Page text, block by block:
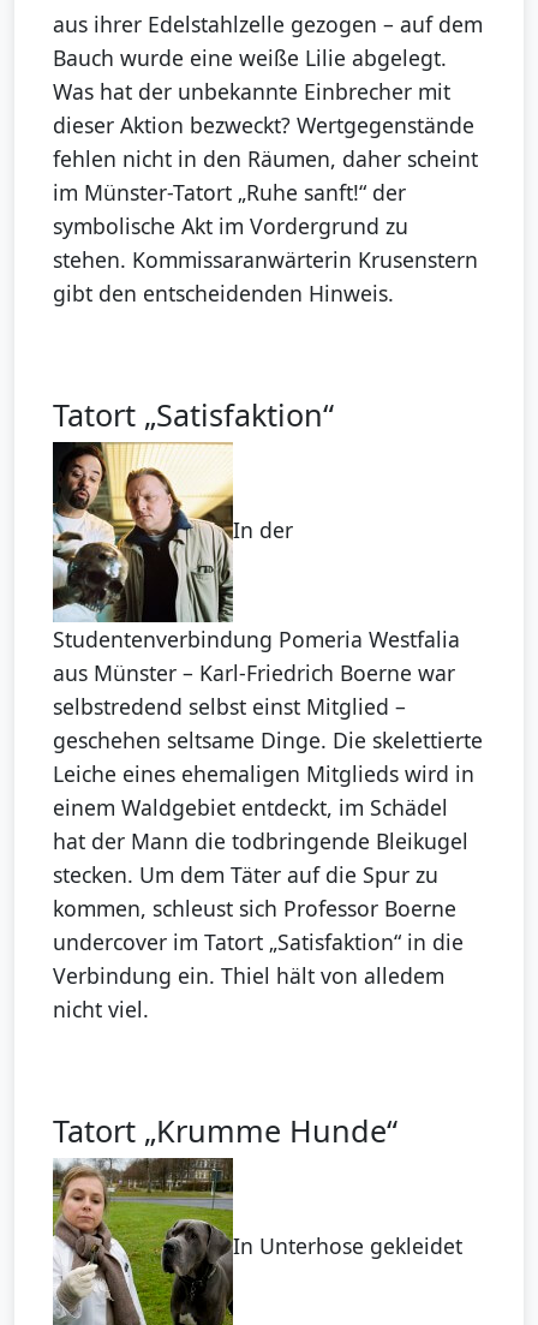
aus ihrer Edelstahlzelle gezogen – auf dem
Bauch wurde eine weiße Lilie abgelegt.
Was hat der unbekannte Einbrecher mit
dieser Aktion bezweckt? Wertgegenstände
fehlen nicht in den Räumen, daher scheint
im Münster-Tatort „Ruhe sanft!“ der
symbolische Akt im Vordergrund zu
stehen. Kommissaranwärterin Krusenstern
gibt den entscheidenden Hinweis.
Tatort „Satisfaktion“
In der
Studentenverbindung Pomeria Westfalia
aus Münster – Karl-Friedrich Boerne war
selbstredend selbst einst Mitglied –
geschehen seltsame Dinge. Die skelettierte
Leiche eines ehemaligen Mitglieds wird in
einem Waldgebiet entdeckt, im Schädel
hat der Mann die todbringende Bleikugel
stecken. Um dem Täter auf die Spur zu
kommen, schleust sich Professor Boerne
undercover im Tatort „Satisfaktion“ in die
Verbindung ein. Thiel hält von alledem
nicht viel.
Tatort „Krumme Hunde“
In Unterhose gekleidet